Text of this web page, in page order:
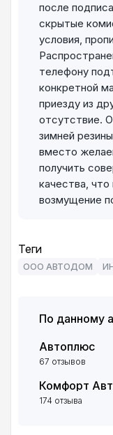
после
скрытые
условия,
телефону
конкретной
приезду из
отсутствие.
зимней
вместо
получить
качества,
возмущение
Теги
ООО АВТОДОМ
По данному
Автоплюс
67 отзывов
174 отзыва